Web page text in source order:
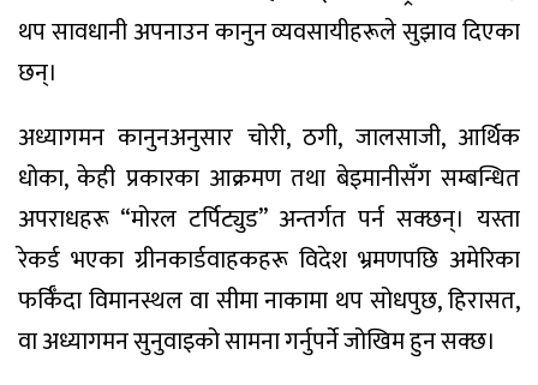
थप सावधानी अपनाउन कानुन व्यवसायीहरूले सुझाव दिएका
छन्।
अध्यागमन कानुनअनुसार चोरी, ठगी, जालसाजी, आर्थिक
धोका, केही प्रकारका आक्रमण तथा बेइमानीसँग सम्बन्धित
अपराधहरू “मोरल टर्पिट्युड” अन्तर्गत पर्न सक्छन्। यस्ता
रेकर्ड भएका ग्रीनकार्डवाहकहरू विदेश भ्रमणपछि अमेरिका
फर्किँदा विमानस्थल वा सीमा नाकामा थप सोधपुछ, हिरासत,
वा अध्यागमन सुनुवाइको सामना गर्नुपर्ने जोखिम हुन सक्छ।